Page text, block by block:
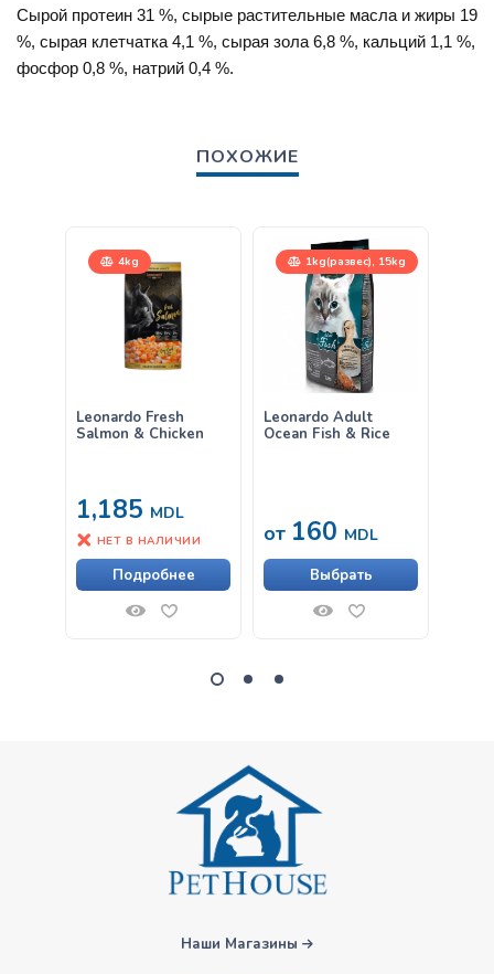
Сырой протеин 31 %, сырые растительные масла и жиры 19
%, сырая клетчатка 4,1 %, сырая зола 6,8 %, кальций 1,1 %,
фосфор 0,8 %, натрий 0,4 %.
ПОХОЖИЕ
4kg
Leonardo Fresh
Salmon & Chicken
1,185 MDL
НЕТ В НАЛИЧИИ
Подробнее
1kg(развес), 15kg
Leonardo Adult
Ocean Fish & Rice
от 160 MDL
Выбрать
Наши Магазины